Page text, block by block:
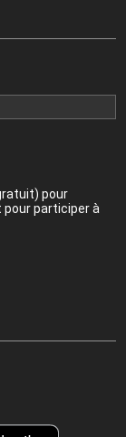
pour
participer à